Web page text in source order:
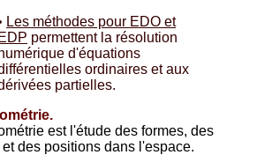
Les méthodes pour EDO et
EDP permettent la résolution
d'équations
ordinaires et aux
partielles.
est l'étude des formes, des
des positions dans l'espace.